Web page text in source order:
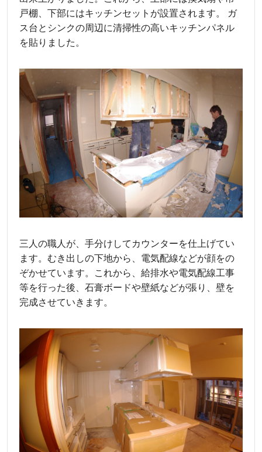
戸棚、下部にはキッチンセットが設置されます。 ガ
ス台とシンクの周辺に清掃性の高いキッチンパネル
を貼りました。
三人の職人が、手分けしてカウンターを仕上げてい
ます。むき出しの下地から、電気配線などが顔をの
ぞかせています。これから、給排水や電気配線工事
等を行った後、石膏ボードや壁紙などが張り、壁を
完成させていきます。